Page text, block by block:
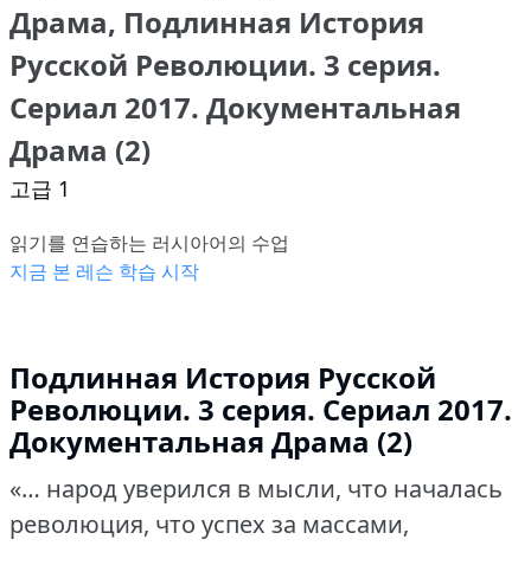
Драма, Подлинная История
Русской Революции. 3 серия.
Сериал 2017. Документальная
Драма (2)
고급 1
읽기를 연습하는 러시아어의 수업
지금 본 레슨 학습 시작
Подлинная История Русской
Революции. 3 серия. Сериал 2017.
Документальная Драма (2)
«… народ уверился в мысли, что началась
революция, что успех за массами,